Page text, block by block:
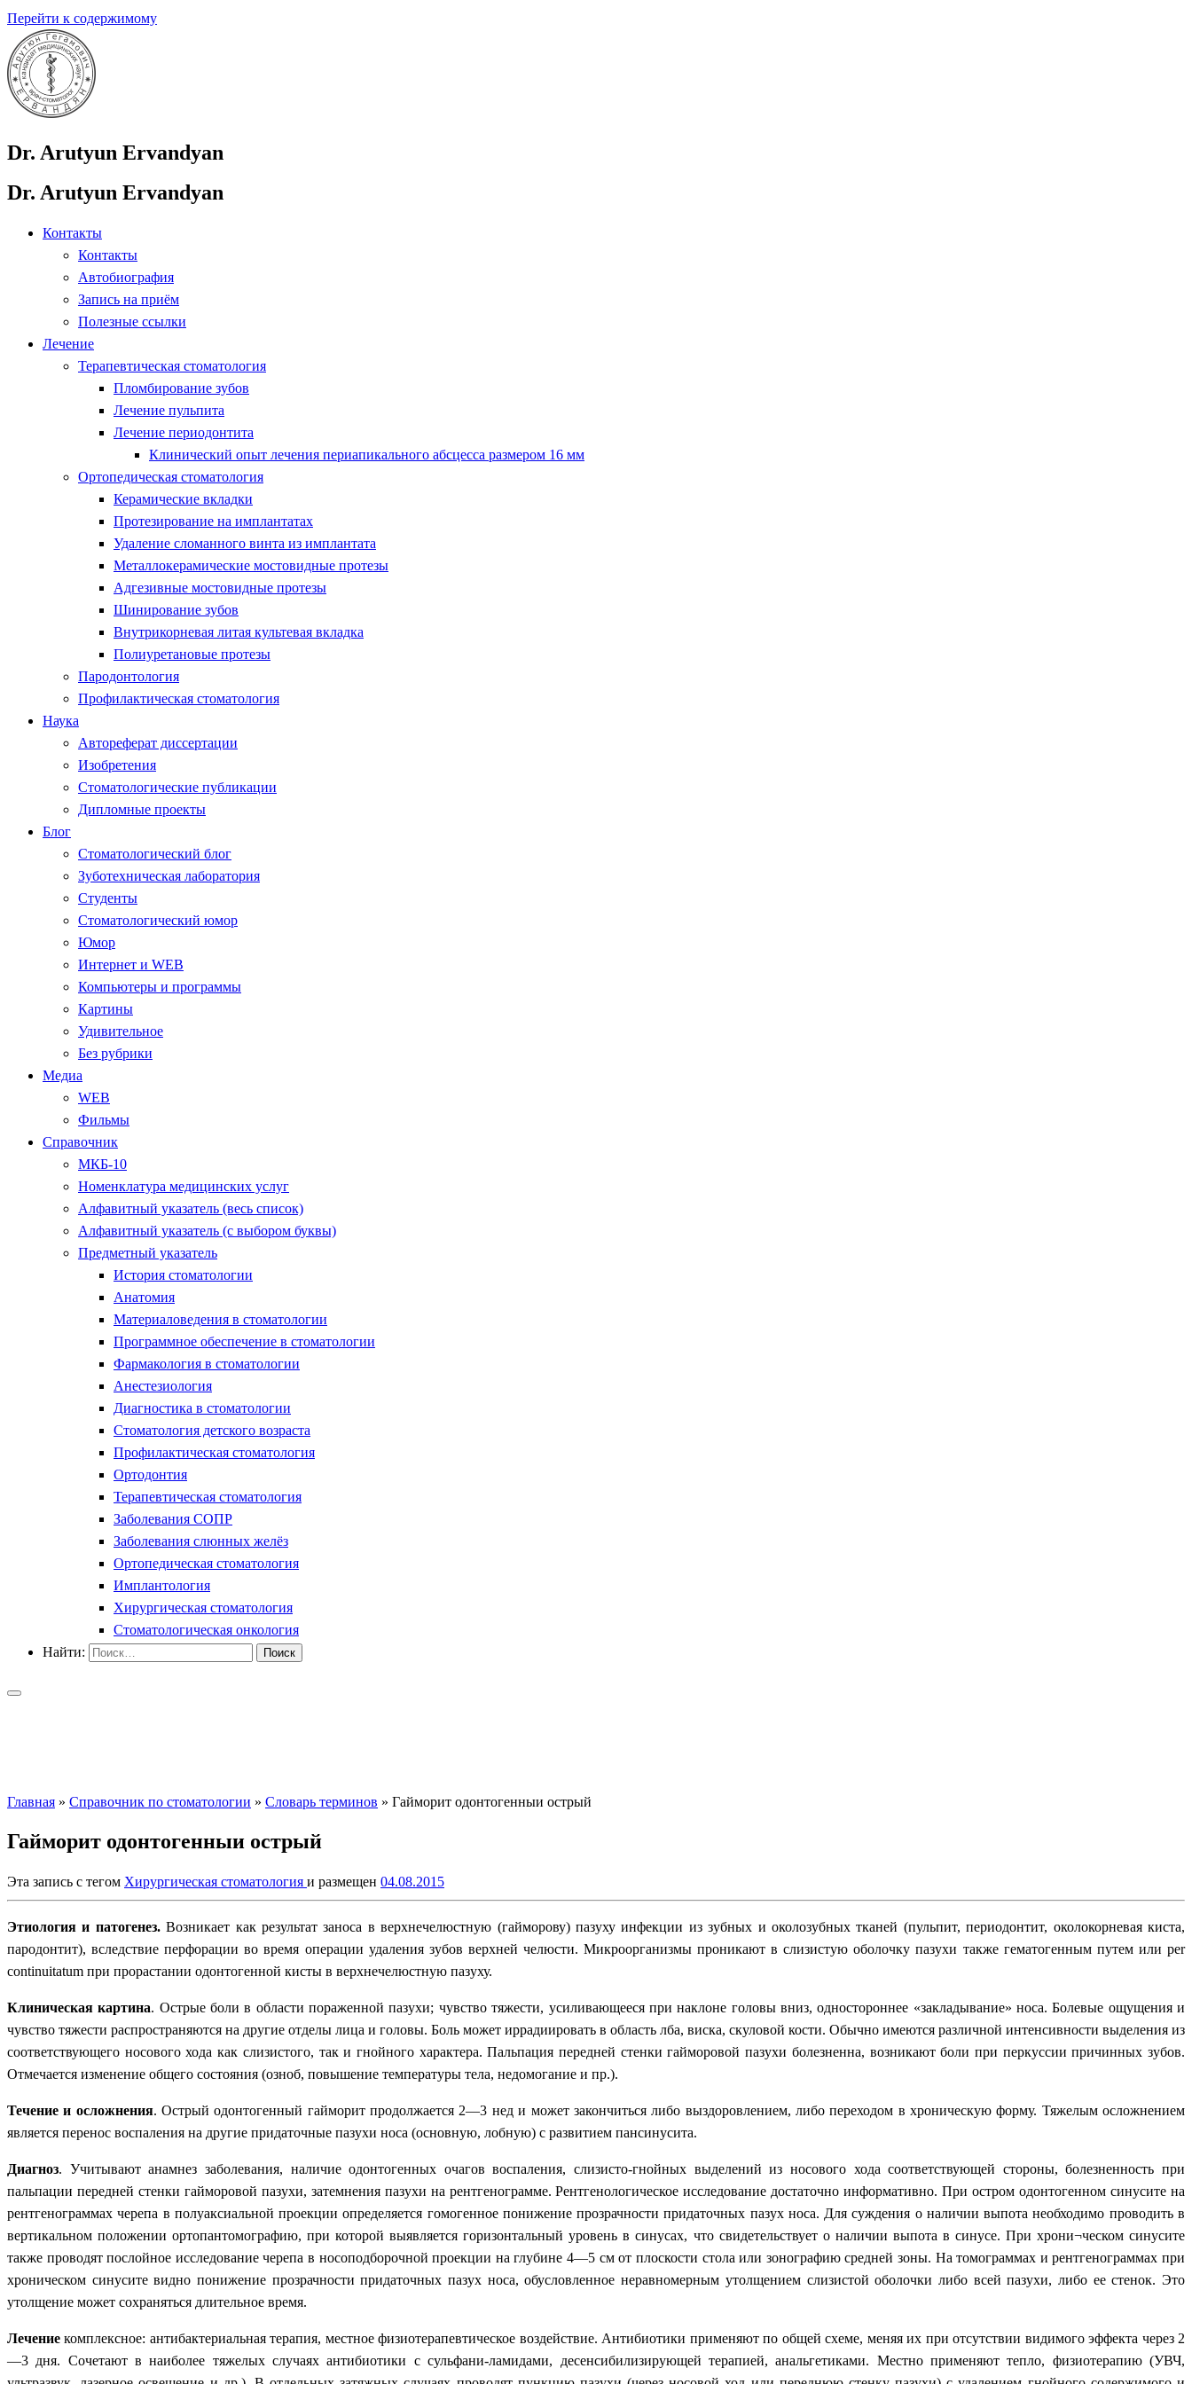
Перейти к содержимому
Dr. Arutyun Ervandyan
Dr. Arutyun Ervandyan
Контакты
Контакты
Автобиография
Запись на приём
Полезные ссылки
Лечение
Терапевтическая стоматология
Пломбирование зубов
Лечение пульпита
Лечение периодонтита
Клинический опыт лечения периапикального абсцесса размером 16 мм
Ортопедическая стоматология
Керамические вкладки
Протезирование на имплантатах
Удаление сломанного винта из имплантата
Металлокерамические мостовидные протезы
Адгезивные мостовидные протезы
Шинирование зубов
Внутрикорневая литая культевая вкладка
Полиуретановые протезы
Пародонтология
Профилактическая стоматология
Наука
Автореферат диссертации
Изобретения
Стоматологические публикации
Дипломные проекты
Блог
Стоматологический блог
Зуботехническая лаборатория
Студенты
Стоматологический юмор
Юмор
Интернет и WEB
Компьютеры и программы
Картины
Удивительное
Без рубрики
Медиа
WEB
Фильмы
Справочник
МКБ-10
Номенклатура медицинских услуг
Алфавитный указатель (весь список)
Алфавитный указатель (с выбором буквы)
Предметный указатель
История стоматологии
Анатомия
Материаловедения в стоматологии
Программное обеспечение в стоматологии
Фармакология в стоматологии
Анестезиология
Диагностика в стоматологии
Стоматология детского возраста
Профилактическая стоматология
Ортодонтия
Терапевтическая стоматология
Заболевания СОПР
Заболевания слюнных желёз
Ортопедическая стоматология
Имплантология
Хирургическая стоматология
Стоматологическая онкология
Найти:
Главная » Справочник по стоматологии » Словарь терминов » Гайморит одонтогенныи острый
Гайморит одонтогенныи острый
Эта запись с тегом Хирургическая стоматология и размещен 04.08.2015
Этиология и патогенез.Возникает как результат заноса в верхнечелюстную (гайморову) пазуху инфекции из зубных и околозубных тканей (пульпит, периодонтит, околокорневая киста,
пародонтит), вследствие перфорации во время операции удаления зубов верхней челюсти. Микроорганизмы проникают в слизистую оболочку пазухи также гематогенным путем или per
continuitatum при прорастании одонтогенной кисты в верхнечелюстную пазуху.
Клиническая картина. Острые боли в области пораженной пазухи; чувство тяжести, усиливающееся при наклоне головы вниз, одностороннее «закладывание» носа. Болевые ощущения и
чувство тяжести распространяются на другие отделы лица и головы. Боль может иррадиировать в область лба, виска, скуловой кости. Обычно имеются различной интенсивности выделения из
соответствующего носового хода как слизистого, так и гнойного характера. Пальпация передней стенки гайморовой пазухи болезненна, возникают боли при перкуссии причинных зубов.
Отмечается изменение общего состояния (озноб, повышение температуры тела, недомогание и пр.).
Течение и осложнения. Острый одонтогенный гайморит продолжается 2—3 нед и может закончиться либо выздоровлением, либо переходом в хроническую форму. Тяжелым осложнением
является перенос воспаления на другие придаточные пазухи носа (основную, лобную) с развитием пансинусита.
Диагноз. Учитывают анамнез заболевания, наличие одонтогенных очагов воспаления, слизисто-гнойных выделений из носового хода соответствующей стороны, болезненность при
пальпации передней стенки гайморовой пазухи, затемнения пазухи на рентгенограмме. Рентгенологическое исследование достаточно информативно. При остром одонтогенном синусите на
рентгенограммах черепа в полуаксиальной проекции определяется гомогенное понижение прозрачности придаточных пазух носа. Для суждения о наличии выпота необходимо проводить в
вертикальном положении ортопантомографию, при которой выявляется горизонтальный уровень в синусах, что свидетельствует о наличии выпота в синусе. При хрони¬ческом синусите
также проводят послойное исследование черепа в носоподборочной проекции на глубине 4—5 см от плоскости стола или зонографию средней зоны. На томограммах и рентгенограммах при
хроническом синусите видно понижение прозрачности придаточных пазух носа, обусловленное неравномерным утолщением слизистой оболочки либо всей пазухи, либо ее стенок. Это
утолщение может сохраняться длительное время.
Лечение комплексное: антибактериальная терапия, местное физиотерапевтическое воздействие. Антибиотики применяют по общей схеме, меняя их при отсутствии видимого эффекта через 2
—3 дня. Сочетают в наиболее тяжелых случаях антибиотики с сульфани-ламидами, десенсибилизирующей терапией, анальгетиками. Местно применяют тепло, физиотерапию (УВЧ,